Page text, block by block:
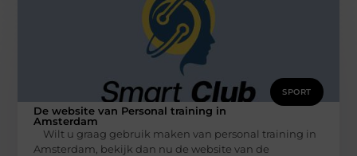
SPORT
De website van Personal training in
Amsterdam
Wilt u graag gebruik maken van personal training in
Amsterdam, bekijk dan nu de website van de